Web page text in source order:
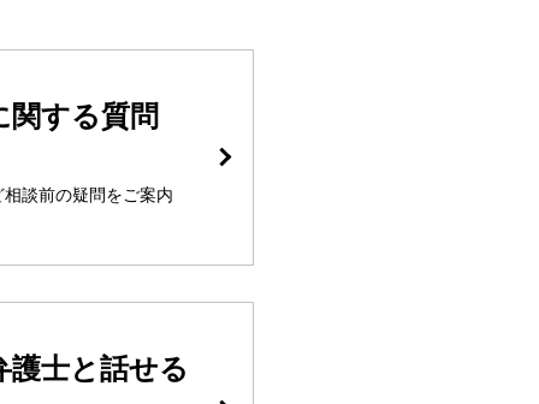
関する質問
談前の疑問をご案内
護士と話せる